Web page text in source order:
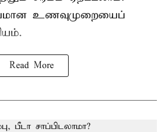
உணவுமுறையைப்
Read More